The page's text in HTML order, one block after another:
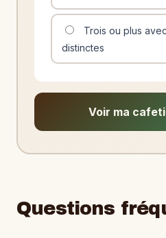
Trois ou plus
distinctes
Voir ma
Questions